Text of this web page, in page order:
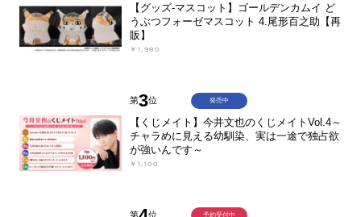
【グッズ-マスコット】ゴールデンカムイ ど
うぶつフォーゼマスコット 4.尾形百之助【再
販】
￥1,980
第3位
【くじメイト】今井文也のくじメイトVol.4～
チャラめに見える幼馴染、実は一途で独占欲
が強いんです～
￥1,100
発売中
第 位 予約受付中